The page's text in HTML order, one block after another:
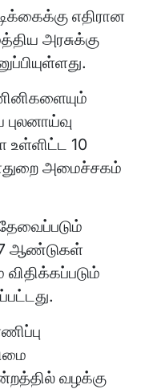
எதிரான
அரசுக்கு
உள்ளிட்ட 10
அமைச்சகம்
7 ஆண்டுகள்
வழக்கு